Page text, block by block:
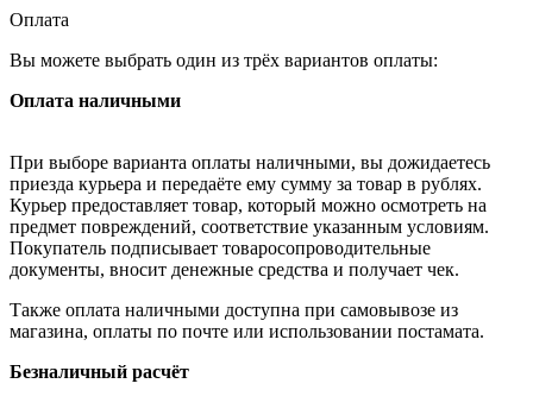
Оплата
Вы можете выбрать один из трёх вариантов оплаты:
Оплата наличными
При выборе варианта оплаты наличными, вы дожидаетесь
приезда курьера и передаёте ему сумму за товар в рублях.
Курьер предоставляет товар, который можно осмотреть на
предмет повреждений, соответствие указанным условиям.
Покупатель подписывает товаросопроводительные
документы, вносит денежные средства и получает чек.
Также оплата наличными доступна при самовывозе из
магазина, оплаты по почте или использовании постамата.
Безналичный расчёт